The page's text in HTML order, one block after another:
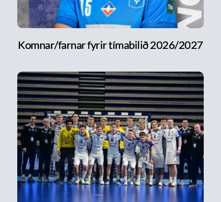
Komnar/farnar fyrir tímabilið 2026/2027